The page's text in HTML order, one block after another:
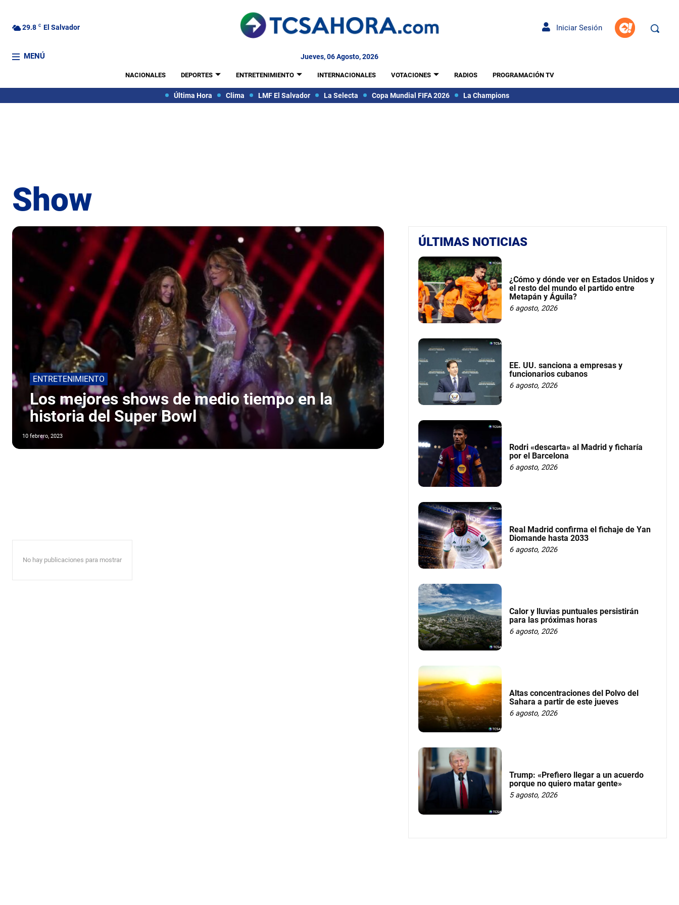
29.8 C El Salvador Iniciar Sesión
MENÚ Jueves, 06 Agosto, 2026
NACIONALES DEPORTES ENTRETENIMIENTO INTERNACIONALES VOTACIONES RADIOS PROGRAMACIÓN TV
Última Hora Clima LMF El Salvador La Selecta Copa Mundial FIFA 2026 La Champions
Show
ENTRETENIMIENTO
Los mejores shows de medio tiempo en la
historia del Super Bowl
10 febrero, 2023
No hay publicaciones para mostrar
ÚLTIMAS NOTICIAS
¿Cómo y dónde ver en Estados Unidos y
el resto del mundo el partido entre
Metapán y Águila?
6 agosto, 2026
EE. UU. sanciona a empresas y
funcionarios cubanos
6 agosto, 2026
Rodri «descarta» al Madrid y ficharía
por el Barcelona
6 agosto, 2026
Real Madrid confirma el fichaje de Yan
Diomande hasta 2033
6 agosto, 2026
Calor y lluvias puntuales persistirán
para las próximas horas
6 agosto, 2026
Altas concentraciones del Polvo del
Sahara a partir de este jueves
6 agosto, 2026
Trump: «Prefiero llegar a un acuerdo
porque no quiero matar gente»
5 agosto, 2026